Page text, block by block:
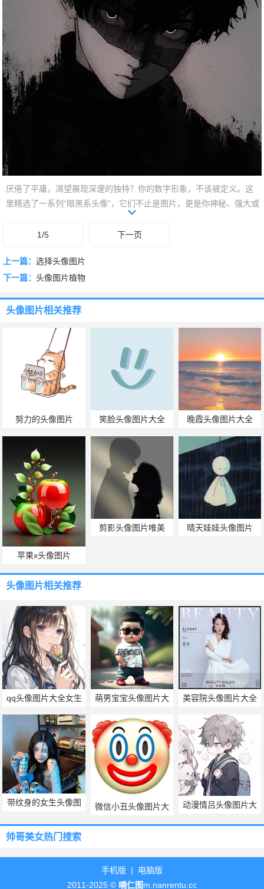
厌倦了平庸，渴望展现深邃的独特？你的数字形象，不该被定义。这
里精选了一系列“暗黑系头像”，它们不止是图片，更是你神秘、强大或
叛逆一面的视觉宣言。每一张都充满故事感与艺术张力，让你瞬间脱
颖而出。用这份独一无二的酷，定义你的社交主页。
1/5 下一页
上一篇： 选择头像图片
下一篇： 头像图片植物
头像图片相关推荐
努力的头像图片 笑脸头像图片大全 晚霞头像图片大全
苹果x头像图片
剪影头像图片唯美 晴天娃娃头像图片
头像图片相关推荐
qq头像图片大全女生
唯美
萌男宝宝头像图片大
美容院头像图片大全
带纹身的女生头像图
微信小丑头像图片大
全
动漫情吕头像图片大
全
帅哥美女热门搜索
手机版 | 电脑版
2011-2025 © 喃仁图m.nanrentu.cc